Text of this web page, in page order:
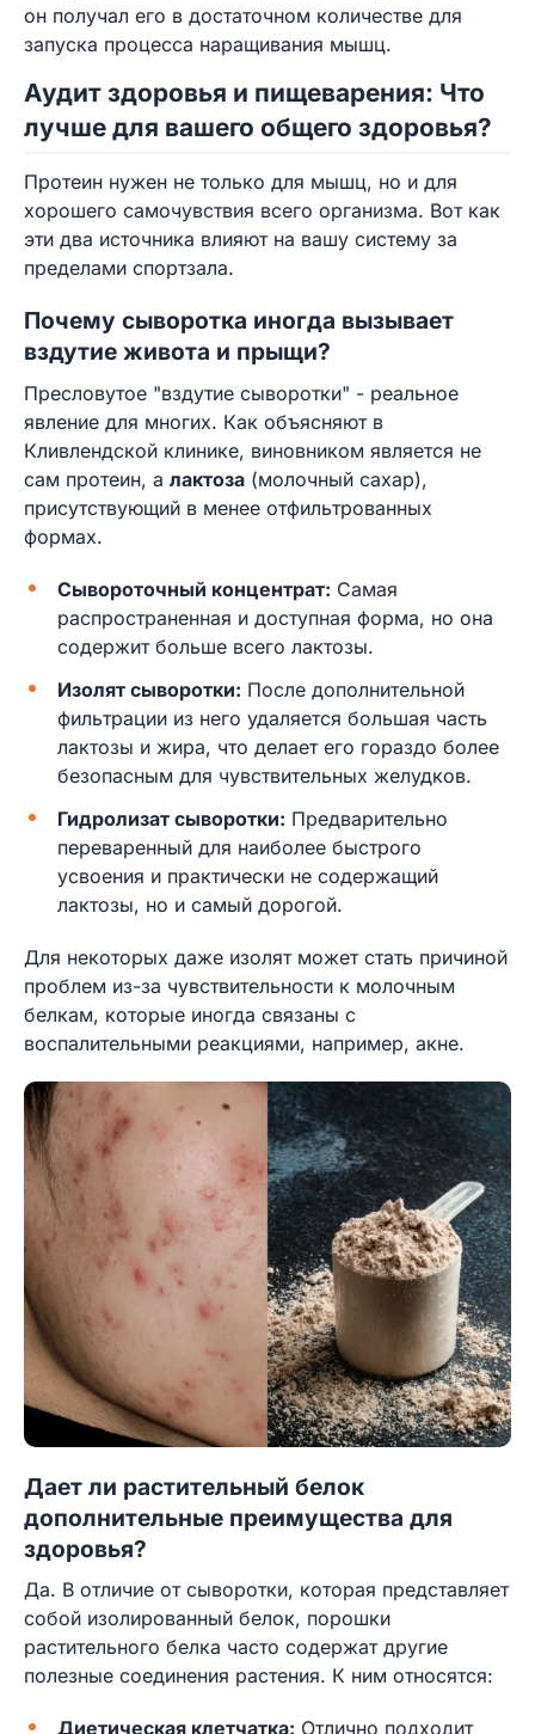
он получал его в достаточном количестве для
запуска процесса наращивания мышц.
Аудит здоровья и пищеварения: Что
лучше для вашего общего здоровья?
Протеин нужен не только для мышц, но и для
хорошего самочувствия всего организма. Вот как
эти два источника влияют на вашу систему за
пределами спортзала.
Почему сыворотка иногда вызывает
вздутие живота и прыщи?
Пресловутое "вздутие сыворотки" - реальное
явление для многих. Как объясняют в
Кливлендской клинике, виновником является не
сам протеин, а лактоза (молочный сахар),
присутствующий в менее отфильтрованных
формах.
Сывороточный концентрат: Самая
распространенная и доступная форма, но она
содержит больше всего лактозы.
Изолят сыворотки: После дополнительной
фильтрации из него удаляется большая часть
лактозы и жира, что делает его гораздо более
безопасным для чувствительных желудков.
Гидролизат сыворотки: Предварительно
переваренный для наиболее быстрого
усвоения и практически не содержащий
лактозы, но и самый дорогой.
Для некоторых даже изолят может стать причиной
проблем из-за чувствительности к молочным
белкам, которые иногда связаны с
воспалительными реакциями, например, акне.
Дает ли растительный белок
дополнительные преимущества для
здоровья?
Да. В отличие от сыворотки, которая представляет
собой изолированный белок, порошки
растительного белка часто содержат другие
полезные соединения растения. К ним относятся:
Диетическая клетчатка: Отлично подходит